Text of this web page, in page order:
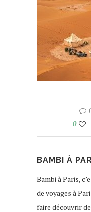
0
BAMBI À
Bambi à Paris,
de voyages à
faire découvrir